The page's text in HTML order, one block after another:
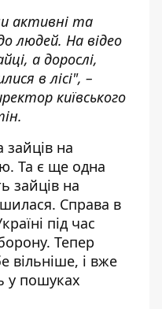
активні та
людей. На відео
а дорослі,
в лісі", –
київського
зайців на
Та є ще одна
зайців на
Справа в
під час
Тепер
вільніше, і вже
у пошуках